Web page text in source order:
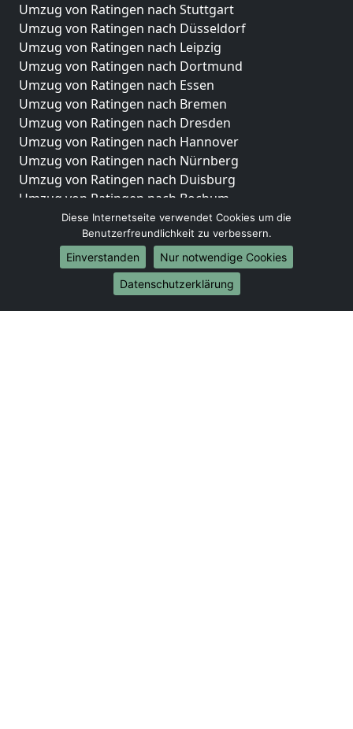
Umzug von Ratingen nach Stuttgart
Umzug von Ratingen nach Düsseldorf
Umzug von Ratingen nach Leipzig
Umzug von Ratingen nach Dortmund
Umzug von Ratingen nach Essen
Umzug von Ratingen nach Bremen
Umzug von Ratingen nach Dresden
Umzug von Ratingen nach Hannover
Umzug von Ratingen nach Nürnberg
Umzug von Ratingen nach Duisburg
Umzug von Ratingen nach Bochum
Umzug von Ratingen nach Wuppertal
Umzug von Ratingen nach Bielefeld
Umzug von Ratingen nach Bonn
Umzug von Ratingen nach Münster
Diese Internetseite verwendet Cookies um die
Benutzerfreundlichkeit zu verbessern.
Einverstanden
Nur notwendige Cookies
Datenschutzerklärung